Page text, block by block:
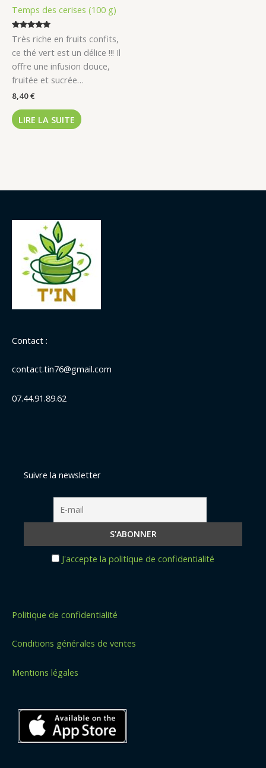
Temps des cerises (100 g)
Note
5.00
sur 5
Très riche en fruits confits,
ce thé vert est un délice !!! Il
offre une infusion douce,
fruitée et sucrée…
8,40€
LIRE LA SUITE
Contact :
contact.tin76@gmail.com
07.44.91.89.62
Suivre la newsletter
J'accepte la politique de confidentialité
Politique de confidentialité
Conditions générales de ventes
Mentions légales